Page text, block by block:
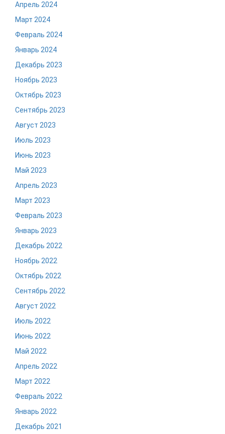
Апрель 2024
Март 2024
Февраль 2024
Январь 2024
Декабрь 2023
Ноябрь 2023
Октябрь 2023
Сентябрь 2023
Август 2023
Июль 2023
Июнь 2023
Май 2023
Апрель 2023
Март 2023
Февраль 2023
Январь 2023
Декабрь 2022
Ноябрь 2022
Октябрь 2022
Сентябрь 2022
Август 2022
Июль 2022
Июнь 2022
Май 2022
Апрель 2022
Март 2022
Февраль 2022
Январь 2022
Декабрь 2021